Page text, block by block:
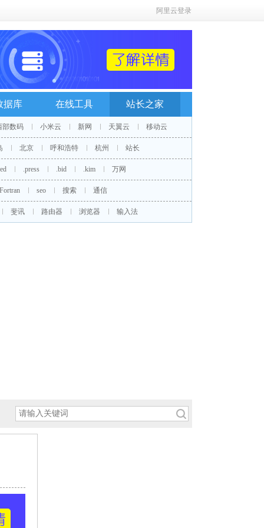
阿里云登录
据库 在线工具 站长之家
部数码 小米云 新网 天翼云 移动云
北京 呼和浩特 杭州 站长
.press .bid .kim 万网
Fortran seo 搜索 通信
斐讯 路由器 浏览器 输入法